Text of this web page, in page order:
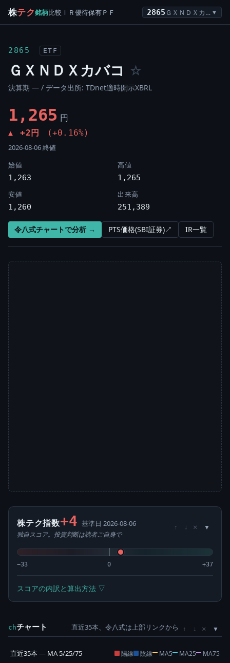
株テク銘柄比較 ＩＲ優待保有ＰＦ 2865 ＧＸＮＤＸカバコ ▼
2865 ETF
ＧＸＮＤＸカバコ ☆
決算期 — / データ出所: TDnet適時開示XBRL
1,265 円
▲ +2円 (+0.16%)
2026-08-06 終値
始値
1,263
高値
1,265
安値
1,260
出来高
251,389
令八式チャートで分析 → PTS価格(SBI証券)↗ IR一覧
株テク指数+4 基準日 2026-08-06
独自スコア。投資判断は読者ご自身で
↑ ↓ ×
−33 0 +37
スコアの内訳と算出方法 ▽
chチャート 直近35本、令八式は上部リンクから ↑ ↓ ×
直近35本 — MA 5/25/75 陽線 陰線 MA5 MA25 MA75